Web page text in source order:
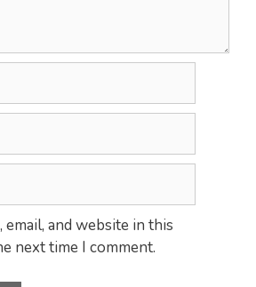
email, and website in this
next time I comment.